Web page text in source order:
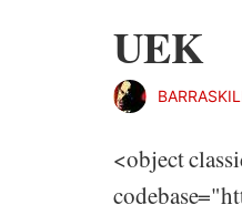
UEK
<object